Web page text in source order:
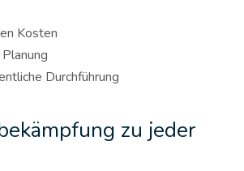
Kosten
Durchführung
zu jeder